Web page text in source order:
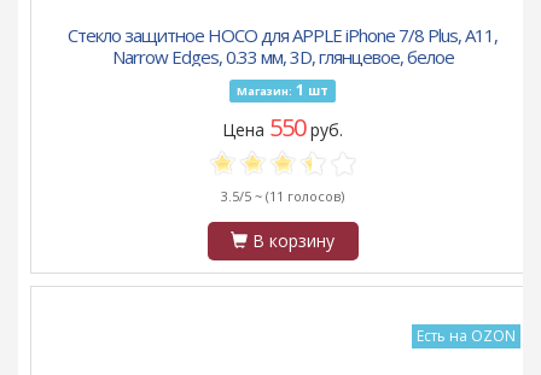
Стекло защитное HOCO для APPLE iPhone 7/8 Plus, A11,
Narrow Edges, 0.33 мм, 3D, глянцевое, белое
Магазин: 1 шт
Цена 550руб.
3.5/5 ~ (11 голосов)
В корзину
Есть на OZON